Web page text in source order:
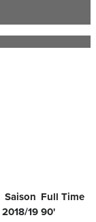
Saison Full Time
2018/19 90'